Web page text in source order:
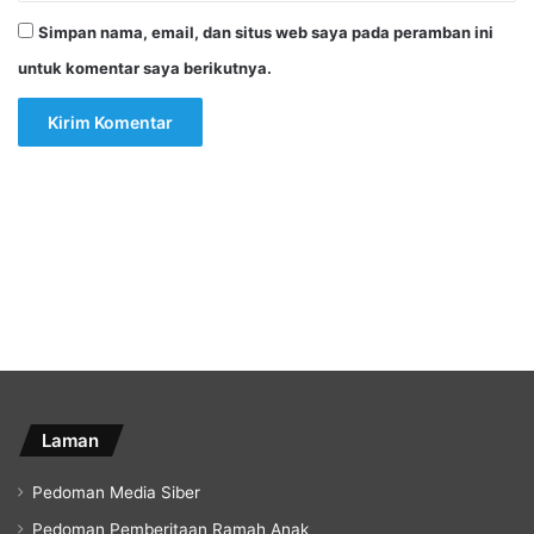
Simpan nama, email, dan situs web saya pada peramban ini
untuk komentar saya berikutnya.
Laman
Pedoman Media Siber
Pedoman Pemberitaan Ramah Anak